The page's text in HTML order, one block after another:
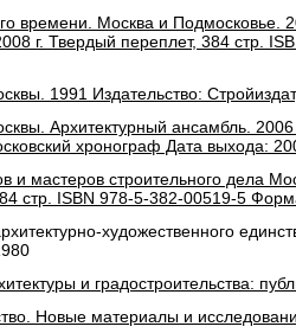
времени. Москва и
г. Твердый переплет, 384 стр.
1991 Издательство:
Архитектурный ансамбль.
хронограф Дата выхода:
и мастеров строительного дела
стр. ISBN 978-5-382-00519-5
художественного
и градостроительства:
Новые материалы и